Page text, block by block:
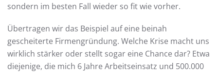
sondern im besten Fall wieder so fit wie vorher.
Übertragen wir das Beispiel auf eine beinah
gescheiterte Firmengründung. Welche Krise macht uns
wirklich stärker oder stellt sogar eine Chance dar? Etwa
diejenige, die mich 6 Jahre Arbeitseinsatz und 500.000